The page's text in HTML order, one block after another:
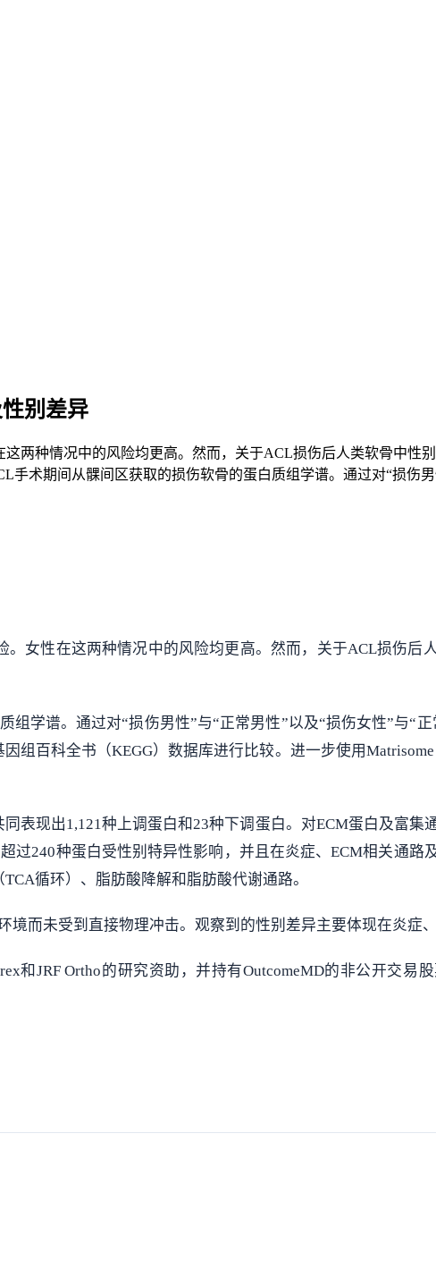
别差异
两种情况中的风险均更高。然而，关于ACL损伤后人类软骨中性
术期间从髁间区获取的损伤软骨的蛋白质组学谱。通过对“损伤男
女性在这两种情况中的风险均更高。然而，关于ACL损伤后
学谱。通过对“损伤男性”与“正常男性”以及“损伤女性”与“
百科全书（KEGG）数据库进行比较。进一步使用Matrisome
表现出1,121种上调蛋白和23种下调蛋白。对ECM蛋白及富集
240种蛋白受性别特异性影响，并且在炎症、ECM相关通路
循环）、脂肪酸降解和脂肪酸代谢通路。
而未受到直接物理冲击。观察到的性别差异主要体现在炎症
和JRF Ortho的研究资助，并持有OutcomeMD的非公开交易